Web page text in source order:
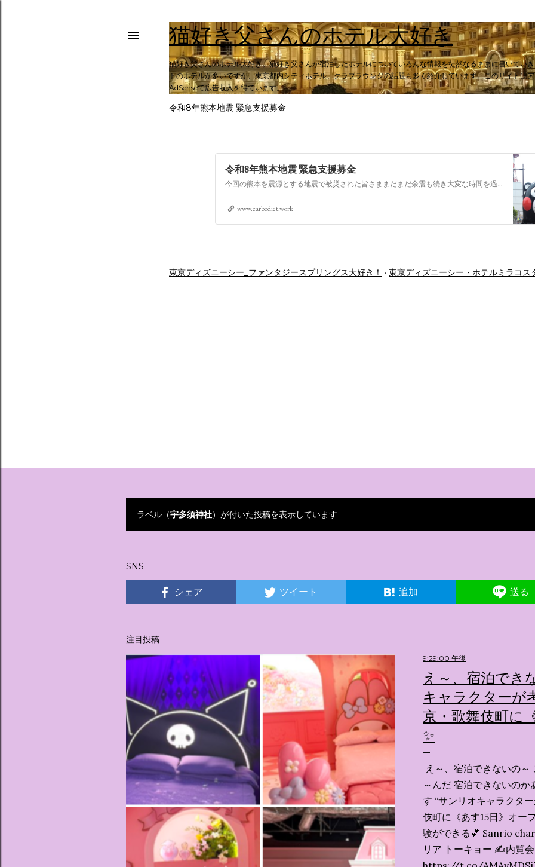
猫好き父さんのホテル大好き
猫好き父さんのホテル大好き。猫好き父さんが宿泊したホテルについていろんな情報を徒然なるままに書いてい
トのホテルが多いですが、東京都内シティホテル、クラブラウンジの話題も多く紹介しています。このサイトは
AdSenseで広告収入を得ています。
令和8年熊本地震 緊急支援募金
令和8年熊本地震 緊急支援募金
今回の熊本を震源とする地震で被災された皆さままだまだ余震も続き大変な時間を過ごされていると思います。心よりお見舞い申し上げます
www.carbodiet.work
東京ディズニーシー_ファンタジースプリングス大好き！ 東京ディズニーシー・ホテルミラコス
投ラベル（宇多須神社）が付いた投稿を表示しています
SNS
シェア ツイート 追加 送る
注目投稿
9:29:00 午後
え～、宿泊でき
キャラクターが
京・歌舞伎町に
✨️
え～、宿泊できないの
～んだ 宿泊できないの
す “サンリオキャラクタ
伎町に《あす15日》オー
験ができる💕 Sanrio
リア トーキョー ✍️内覧